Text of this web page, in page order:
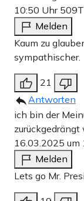
10:50 Uhr 509T
Melden
Kaum zu
sympathischer.
21
Antworten
ich bin der
zurückgedrängt
16.03.2025 um
Melden
Lets go Mr.